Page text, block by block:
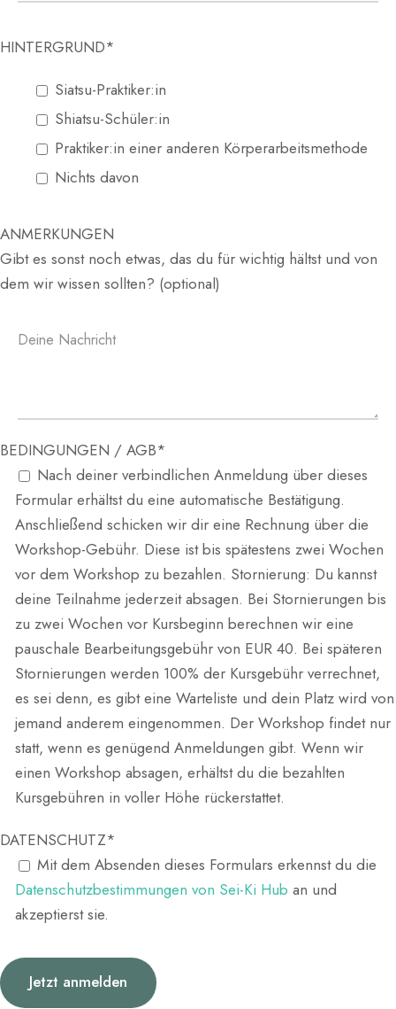
HINTERGRUND*
Siatsu-Praktiker:in
Shiatsu-Schüler:in
Praktiker:in einer anderen Körperarbeitsmethode
Nichts davon
ANMERKUNGEN
Gibt es sonst noch etwas, das du für wichtig hältst und von
dem wir wissen sollten? (optional)
BEDINGUNGEN / AGB*
Nach deiner verbindlichen Anmeldung über dieses
Formular erhältst du eine automatische Bestätigung.
Anschließend schicken wir dir eine Rechnung über die
Workshop-Gebühr. Diese ist bis spätestens zwei Wochen
vor dem Workshop zu bezahlen. Stornierung: Du kannst
deine Teilnahme jederzeit absagen. Bei Stornierungen bis
zu zwei Wochen vor Kursbeginn berechnen wir eine
pauschale Bearbeitungsgebühr von EUR 40. Bei späteren
Stornierungen werden 100% der Kursgebühr verrechnet,
es sei denn, es gibt eine Warteliste und dein Platz wird von
jemand anderem eingenommen. Der Workshop findet nur
statt, wenn es genügend Anmeldungen gibt. Wenn wir
einen Workshop absagen, erhältst du die bezahlten
Kursgebühren in voller Höhe rückerstattet.
DATENSCHUTZ*
Mit dem Absenden dieses Formulars erkennst du die
Datenschutzbestimmungen von Sei-Ki Hub an und
akzeptierst sie.